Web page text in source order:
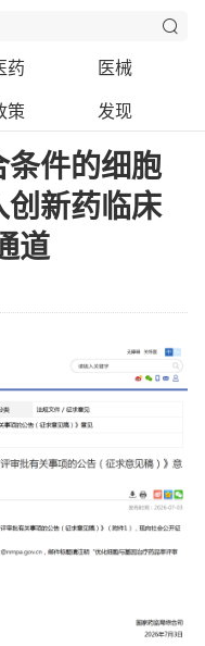
药
医械
策 发现
条件的细胞
创新药临床
道